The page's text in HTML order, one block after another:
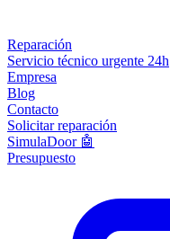
Reparación
Servicio técnico urgente 24h
Empresa
Blog
Contacto
Solicitar reparación
SimulaDoor 🤖
Presupuesto